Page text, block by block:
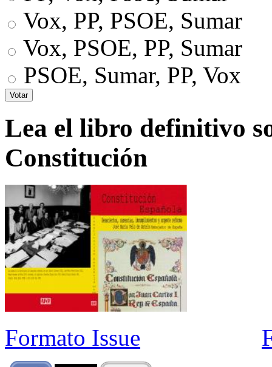
Vox, PP, PSOE, Sumar
Vox, PSOE, PP, Sumar
PSOE, Sumar, PP, Vox
Lea el libro definitivo
Constitución
Formato Issue